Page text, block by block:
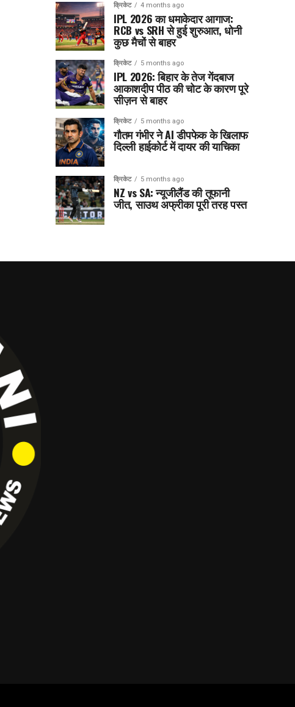
क्रिकेट 4 months ago
IPL 2026 का धमाकेदार आगाज:
RCB vs SRH से हुई शुरुआत, धोनी
कुछ मैचों से बाहर
क्रिकेट 5 months ago
IPL 2026: बिहार के तेज गेंदबाज
आकाशदीप पीठ की चोट के कारण पूरे
सीज़न से बाहर
क्रिकेट 5 months ago
गौतम गंभीर ने AI डीपफेक के खिलाफ
दिल्ली हाईकोर्ट में दायर की याचिका
क्रिकेट 5 months ago
NZ vs SA: न्यूजीलैंड की तूफानी
जीत, साउथ अफ्रीका पूरी तरह पस्त